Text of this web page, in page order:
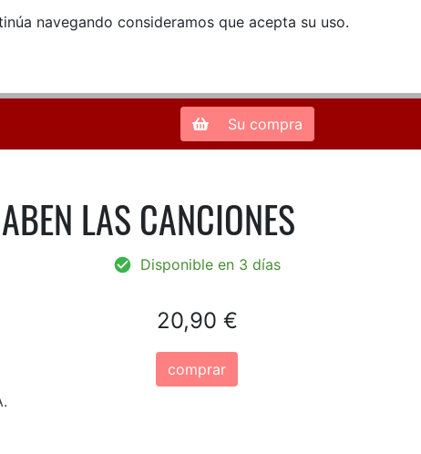
navegando consideramos que acepta su uso.
Zona de Clientes
Su compra
LAS CANCIONES
Disponible en 3 días
20,90 €
comprar